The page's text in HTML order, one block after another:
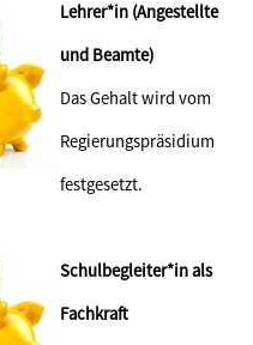
Lehrer*in (Angestellte
und Beamte)
Das Gehalt wird vom
Regierungspräsidium
festgesetzt.
Schulbegleiter*in als
Fachkraft